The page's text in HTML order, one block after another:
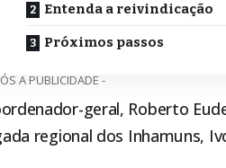
Entenda a reivindicação
Próximos passos
A PUBLICIDADE -
geral, Roberto
regional dos Inhamuns,